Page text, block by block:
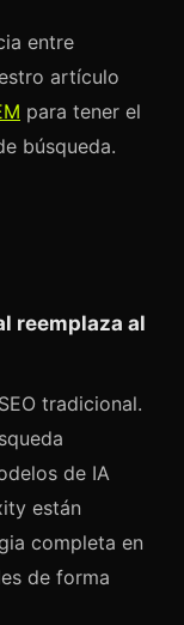
entre
artículo
para tener el
búsqueda.
reemplaza al
tradicional.
de IA
están
completa en
de forma